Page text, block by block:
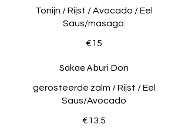
Tonijn / Rijst / Avocado / Eel
Saus/masago.
€15
Sakae Aburi Don
gerosteerde zalm / Rijst / Eel
Saus/Avocado
€13.5